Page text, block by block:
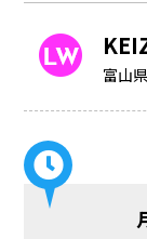
富山